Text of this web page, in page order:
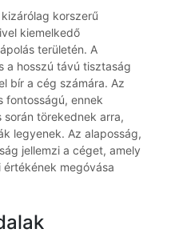
kizárólag korszerű
kiemelkedő
területén. A
a hosszú távú tisztaság
bír a cég számára. Az
fontosságú, ennek
törekednek arra,
legyenek. Az alaposság,
jellemzi a céget, amely
megóvása